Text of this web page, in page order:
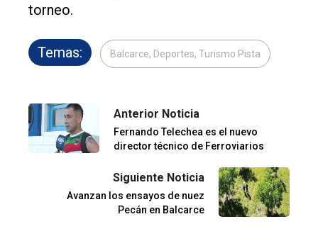
torneo.
Temas: Balcarce, Deportes, Turismo Pista
Anterior Noticia
Fernando Telechea es el nuevo
director técnico de Ferroviarios
Siguiente Noticia
Avanzan los ensayos de nuez
Pecán en Balcarce